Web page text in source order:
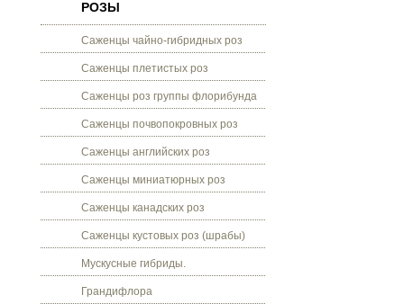
РОЗЫ
Саженцы чайно-гибридных роз
Саженцы плетистых роз
Саженцы роз группы флорибунда
Саженцы почвопокровных роз
Саженцы английских роз
Саженцы миниатюрных роз
Саженцы канадских роз
Саженцы кустовых роз (шрабы)
Мускусные гибриды.
Грандифлора